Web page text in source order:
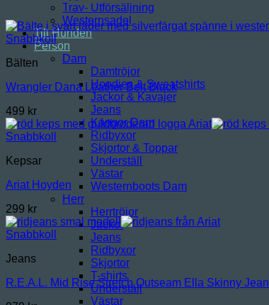
Trav- Utförsäljning
Westernsadel
Till Hunden
Person
Dam
Damtröjor
Hoodies & Sweatshirts
Jackor & Kavajer
Jeans
Kängor Dam
Ridbyxor
Skjortor & Toppar
Underställ
Västar
Westernboots Dam
Herr
Herrtröjor
Jackor
Jeans
Ridbyxor
Skjortor
T-shirts
Underställ
Västar
Snabbkoll
Bälten
Wrangler Dana Leather Belt Black
499 kr
Snabbkoll
Kepsar
Ariat Hoyden
299 kr
Snabbkoll
Jeans
R.E.A.L. Mid Rise Stretch Outseam Ella Skinny Jean